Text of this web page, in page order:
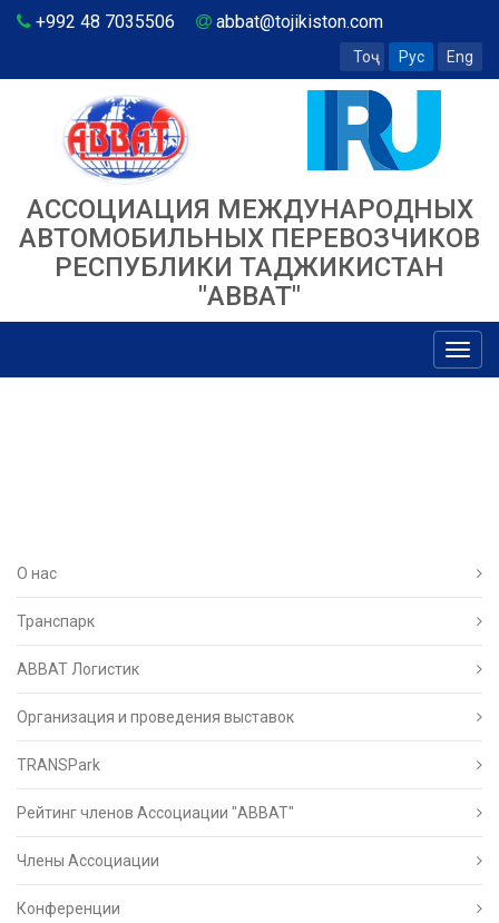
+992 48 7035506 abbat@tojikiston.com
Тоҷ Рус Eng
АССОЦИАЦИЯ МЕЖДУНАРОДНЫХ
АВТОМОБИЛЬНЫХ ПЕРЕВОЗЧИКОВ
РЕСПУБЛИКИ ТАДЖИКИСТАН
"ABBAT"
О нас
Транспарк
ABBAT Логистик
Организация и проведения выставок
TRANSPark
Рейтинг членов Ассоциации "АВВАТ"
Члены Ассоциации
Конференции